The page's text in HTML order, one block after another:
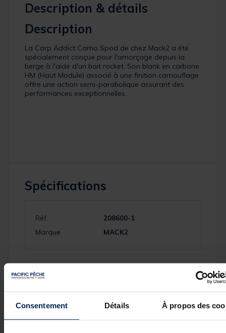
Consentement Détails À propos des
Description & détails
Description
La Carp Addict Camo Spod de chez Mack2 a été
spécialement conçue pour l'amorçage depuis la
berge à l'aide d'un bait rocket. Son blank en carbone
HM (Haut Module) associé à une finition camouflage
offre une action semi-parabolique assurant des
performances exceptionnelles.
Spécifications
Réf.
208600-1
Marque
MACK2
Avis des pêcheurs
3